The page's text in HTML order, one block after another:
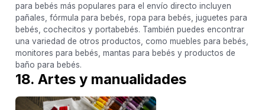
para bebés más populares para el envío directo incluyen
pañales, fórmula para bebés, ropa para bebés, juguetes para
bebés, cochecitos y portabebés. También puedes encontrar
una variedad de otros productos, como muebles para bebés,
monitores para bebés, mantas para bebés y productos de
baño para bebés.
18. Artes y manualidades